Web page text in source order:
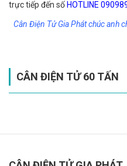
trực tiếp đến số HOTLINE
Cân Điện Tử Gia Phát chúc anh
CÂN ĐIỆN TỬ 60 TẤN